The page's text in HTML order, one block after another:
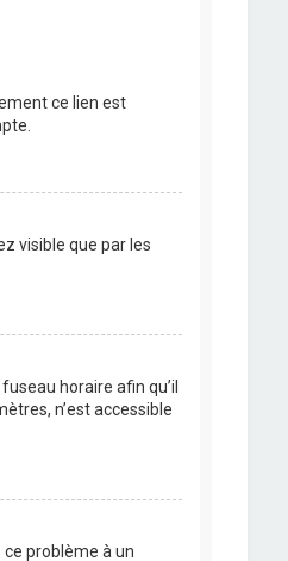
ce lien est
visible que par les
horaire afin qu’il
n’est accessible
problème à un